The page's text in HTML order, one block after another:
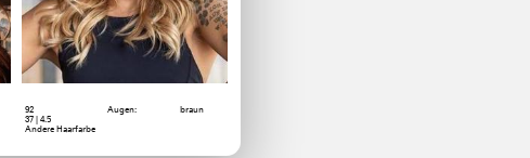
92 Augen:
braun
37 | 4.5
Andere Haarfarbe